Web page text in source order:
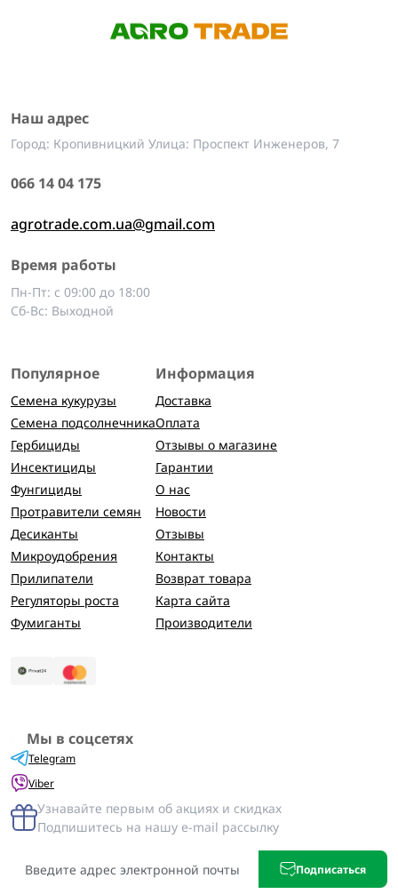
Наш адрес
Город: Кропивницкий Улица: Проспект Инженеров, 7
066 14 04 175
agrotrade.com.ua@gmail.com
Время работы
Пн-Пт: с 09:00 до 18:00
Сб-Вс: Выходной
Популярное
Семена кукурузы
Семена подсолнечника
Гербициды
Инсектициды
Фунгициды
Протравители семян
Десиканты
Микроудобрения
Прилипатели
Регуляторы роста
Фумиганты
Информация
Доставка
Оплата
Отзывы о магазине
Гарантии
О нас
Новости
Отзывы
Контакты
Возврат товара
Карта сайта
Производители
Мы в соцсетях
Telegram
Viber
Узнавайте первым об акциях и скидках
Подпишитесь на нашу e-mail рассылку
Подписаться